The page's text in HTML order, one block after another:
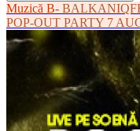
Muzică B-
POP-OUT PARTY 7